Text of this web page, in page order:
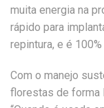
muita energia na
rápido para
repintura, e é
Com o manejo
florestas de forma